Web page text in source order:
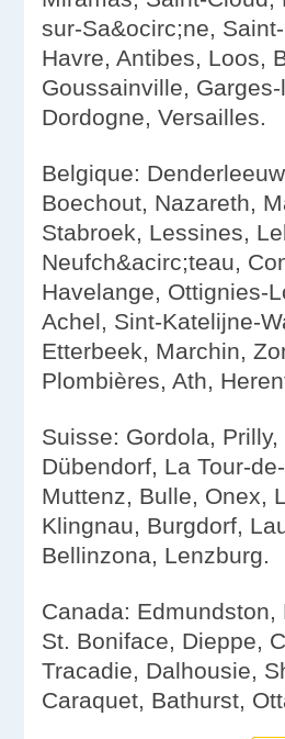
sur-Sa&ocirc;ne,
Havre, Antibes, Loos,
Goussainville,
Dordogne, Versailles.
Belgique:
Boechout, Nazareth,
Stabroek, Lessines,
Neufch&acirc;teau,
Havelange, Ottignies-
Achel, Sint-Katelijne-
Etterbeek, Marchin,
Plombières, Ath,
Suisse: Gordola,
Dübendorf, La Tour-
Muttenz, Bulle, Onex,
Klingnau, Burgdorf,
Bellinzona, Lenzburg.
Canada:
St. Boniface, Dieppe,
Tracadie, Dalhousie,
Caraquet, Bathurst,